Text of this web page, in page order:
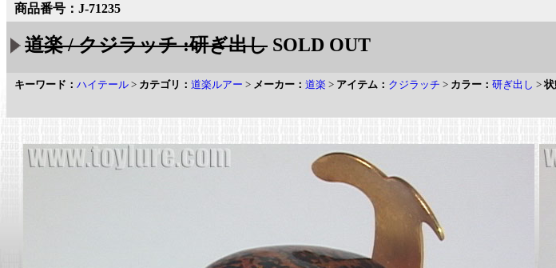
商品番号：J-71235
道楽 / クジラッチ :研ぎ出し SOLD OUT
キーワード： ハイテール > カテゴリ： 道楽ルアー > メーカー： 道楽 > アイテム： クジラッチ > カラー： 研ぎ出し >状